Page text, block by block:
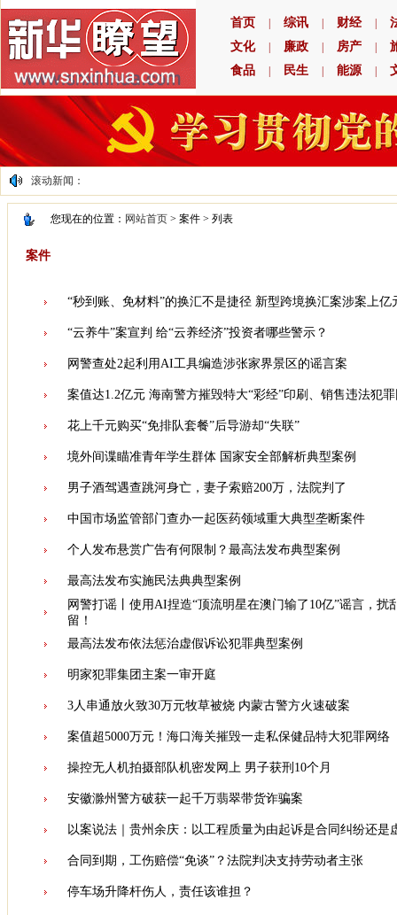
首页 综讯 财经
文化
廉政 房产
食品
民生 能源
滚动新闻：
您现在的位置： 网站首页 > 案件 > 列表
案件
“秒到账、免材料”的换汇不是捷径 新型跨境换汇案涉案上亿
“云养牛”案宣判 给“云养经济”投资者哪些警示？
网警查处2起利用AI工具编造涉张家界景区的谣言案
案值达1.2亿元 海南警方摧毁特大“彩经”印刷、销售违法犯
花上千元购买“免排队套餐”后导游却“失联”
境外间谍瞄准青年学生群体 国家安全部解析典型案例
男子酒驾遇查跳河身亡，妻子索赔200万，法院判了
中国市场监管部门查办一起医药领域重大典型垄断案件
个人发布悬赏广告有何限制？最高法发布典型案例
最高法发布实施民法典典型案例
网警打谣丨使用AI捏造“顶流明星在澳门输了10亿”谣言，扰
留！
最高法发布依法惩治虚假诉讼犯罪典型案例
明家犯罪集团主案一审开庭
3人串通放火致30万元牧草被烧 内蒙古警方火速破案
案值超5000万元！海口海关摧毁一走私保健品特大犯罪网络
操控无人机拍摄部队机密发网上 男子获刑10个月
安徽滁州警方破获一起千万翡翠带货诈骗案
以案说法｜贵州余庆：以工程质量为由起诉是合同纠纷还是
合同到期，工伤赔偿“免谈”？法院判决支持劳动者主张
停车场升降杆伤人，责任该谁担？